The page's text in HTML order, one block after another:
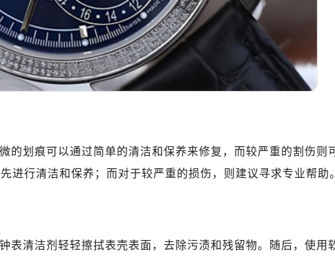
的划痕可以通过简单的清洁和保养来修复，而较严重的割伤则
进行清洁和保养；而对于较严重的损伤，则建议寻求专业帮助。
表清洁剂轻轻擦拭表壳表面，去除污渍和残留物。随后，使用